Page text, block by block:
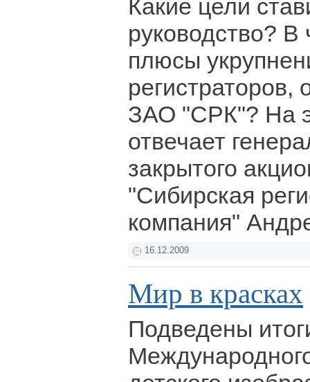
Какие цели
руководство?
плюсы
ЗАО "СРК"? На
отвечает
закрытого
"Сибирская
компания"
16.12.2009
Мир в красках
Подведены